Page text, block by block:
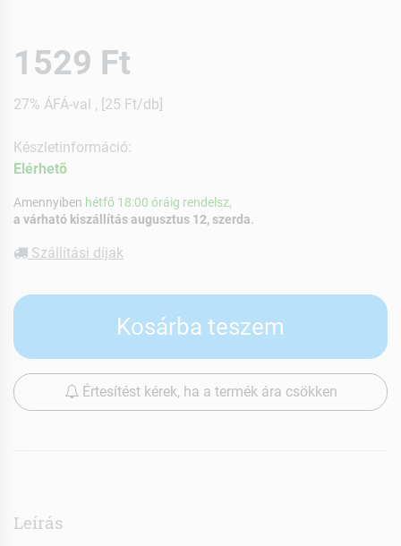
1529 Ft
27% ÁFÁ-val , [25 Ft/db]
Készletinformáció:
Elérhetõ
Amennyiben hétfő 18:00 óráig rendelsz,
a várható kiszállítás augusztus 12, szerda
Szállítási díjak
Kosárba teszem
Értesítést kérek, ha a termék ára csökken
Leírás